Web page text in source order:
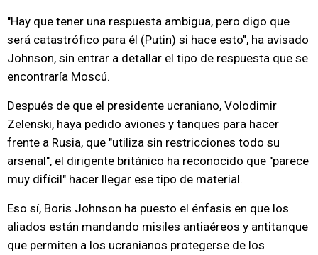
"Hay que tener una respuesta ambigua, pero digo que
será catastrófico para él (Putin) si hace esto", ha avisado
Johnson, sin entrar a detallar el tipo de respuesta que se
encontraría Moscú.
Después de que el presidente ucraniano, Volodimir
Zelenski, haya pedido aviones y tanques para hacer
frente a Rusia, que "utiliza sin restricciones todo su
arsenal", el dirigente británico ha reconocido que "parece
muy difícil" hacer llegar ese tipo de material.
Eso sí, Boris Johnson ha puesto el énfasis en que los
aliados están mandando misiles antiaéreos y antitanque
que permiten a los ucranianos protegerse de los